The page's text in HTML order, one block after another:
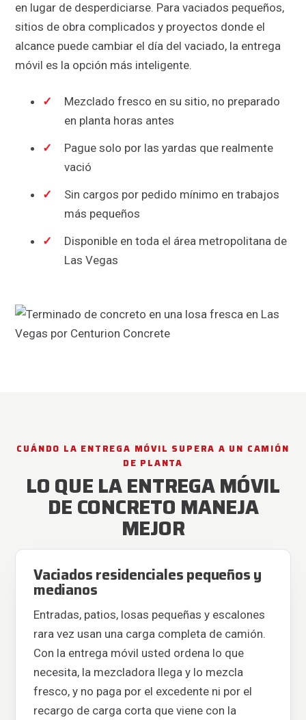
en lugar de desperdiciarse. Para vaciados pequeños,
sitios de obra complicados y proyectos donde el
alcance puede cambiar el día del vaciado, la entrega
móvil es la opción más inteligente.
Mezclado fresco en su sitio, no preparado
en planta horas antes
Pague solo por las yardas que realmente
vació
Sin cargos por pedido mínimo en trabajos
más pequeños
Disponible en toda el área metropolitana de
Las Vegas
CUÁNDO LA ENTREGA MÓVIL SUPERA A UN CAMIÓN
DE PLANTA
LO QUE LA ENTREGA MÓVIL
DE CONCRETO MANEJA
MEJOR
Vaciados residenciales pequeños y
medianos
Entradas, patios, losas pequeñas y escalones
rara vez usan una carga completa de camión.
Con la entrega móvil usted ordena lo que
necesita, la mezcladora llega y lo mezcla
fresco, y no paga por el excedente ni por el
recargo de carga corta que viene con la